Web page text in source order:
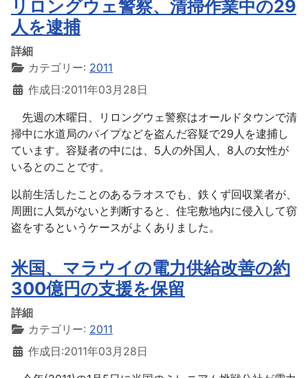
リロングウェ警察、清掃作業中の29
人を逮捕
詳細
カテゴリー: 2011
作成日:2011年03月28日
先週の木曜日、リロングウェ警察はオールドタウンで清
掃中に水道局のパイプなどを盗んだ容疑で29人を逮捕し
ています。容疑者の中には、5人の外国人、8人の女性が
いるとのことです。
以前生活したことのあるラオスでも、鉄くず回収業者が、
周囲に人気がないと判断すると、住宅敷地内に侵入して窃
盗をするというケースがよくありました。
米国、マラウイの電力供給改善の約
300億円の支援を保留
詳細
カテゴリー: 2011
作成日:2011年03月28日